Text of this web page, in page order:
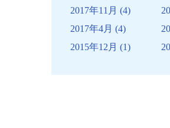
2017年11月 (4)
2017年4月 (4)
2015年12月 (1)